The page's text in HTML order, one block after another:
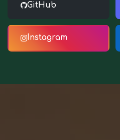
GitHub
Instagram